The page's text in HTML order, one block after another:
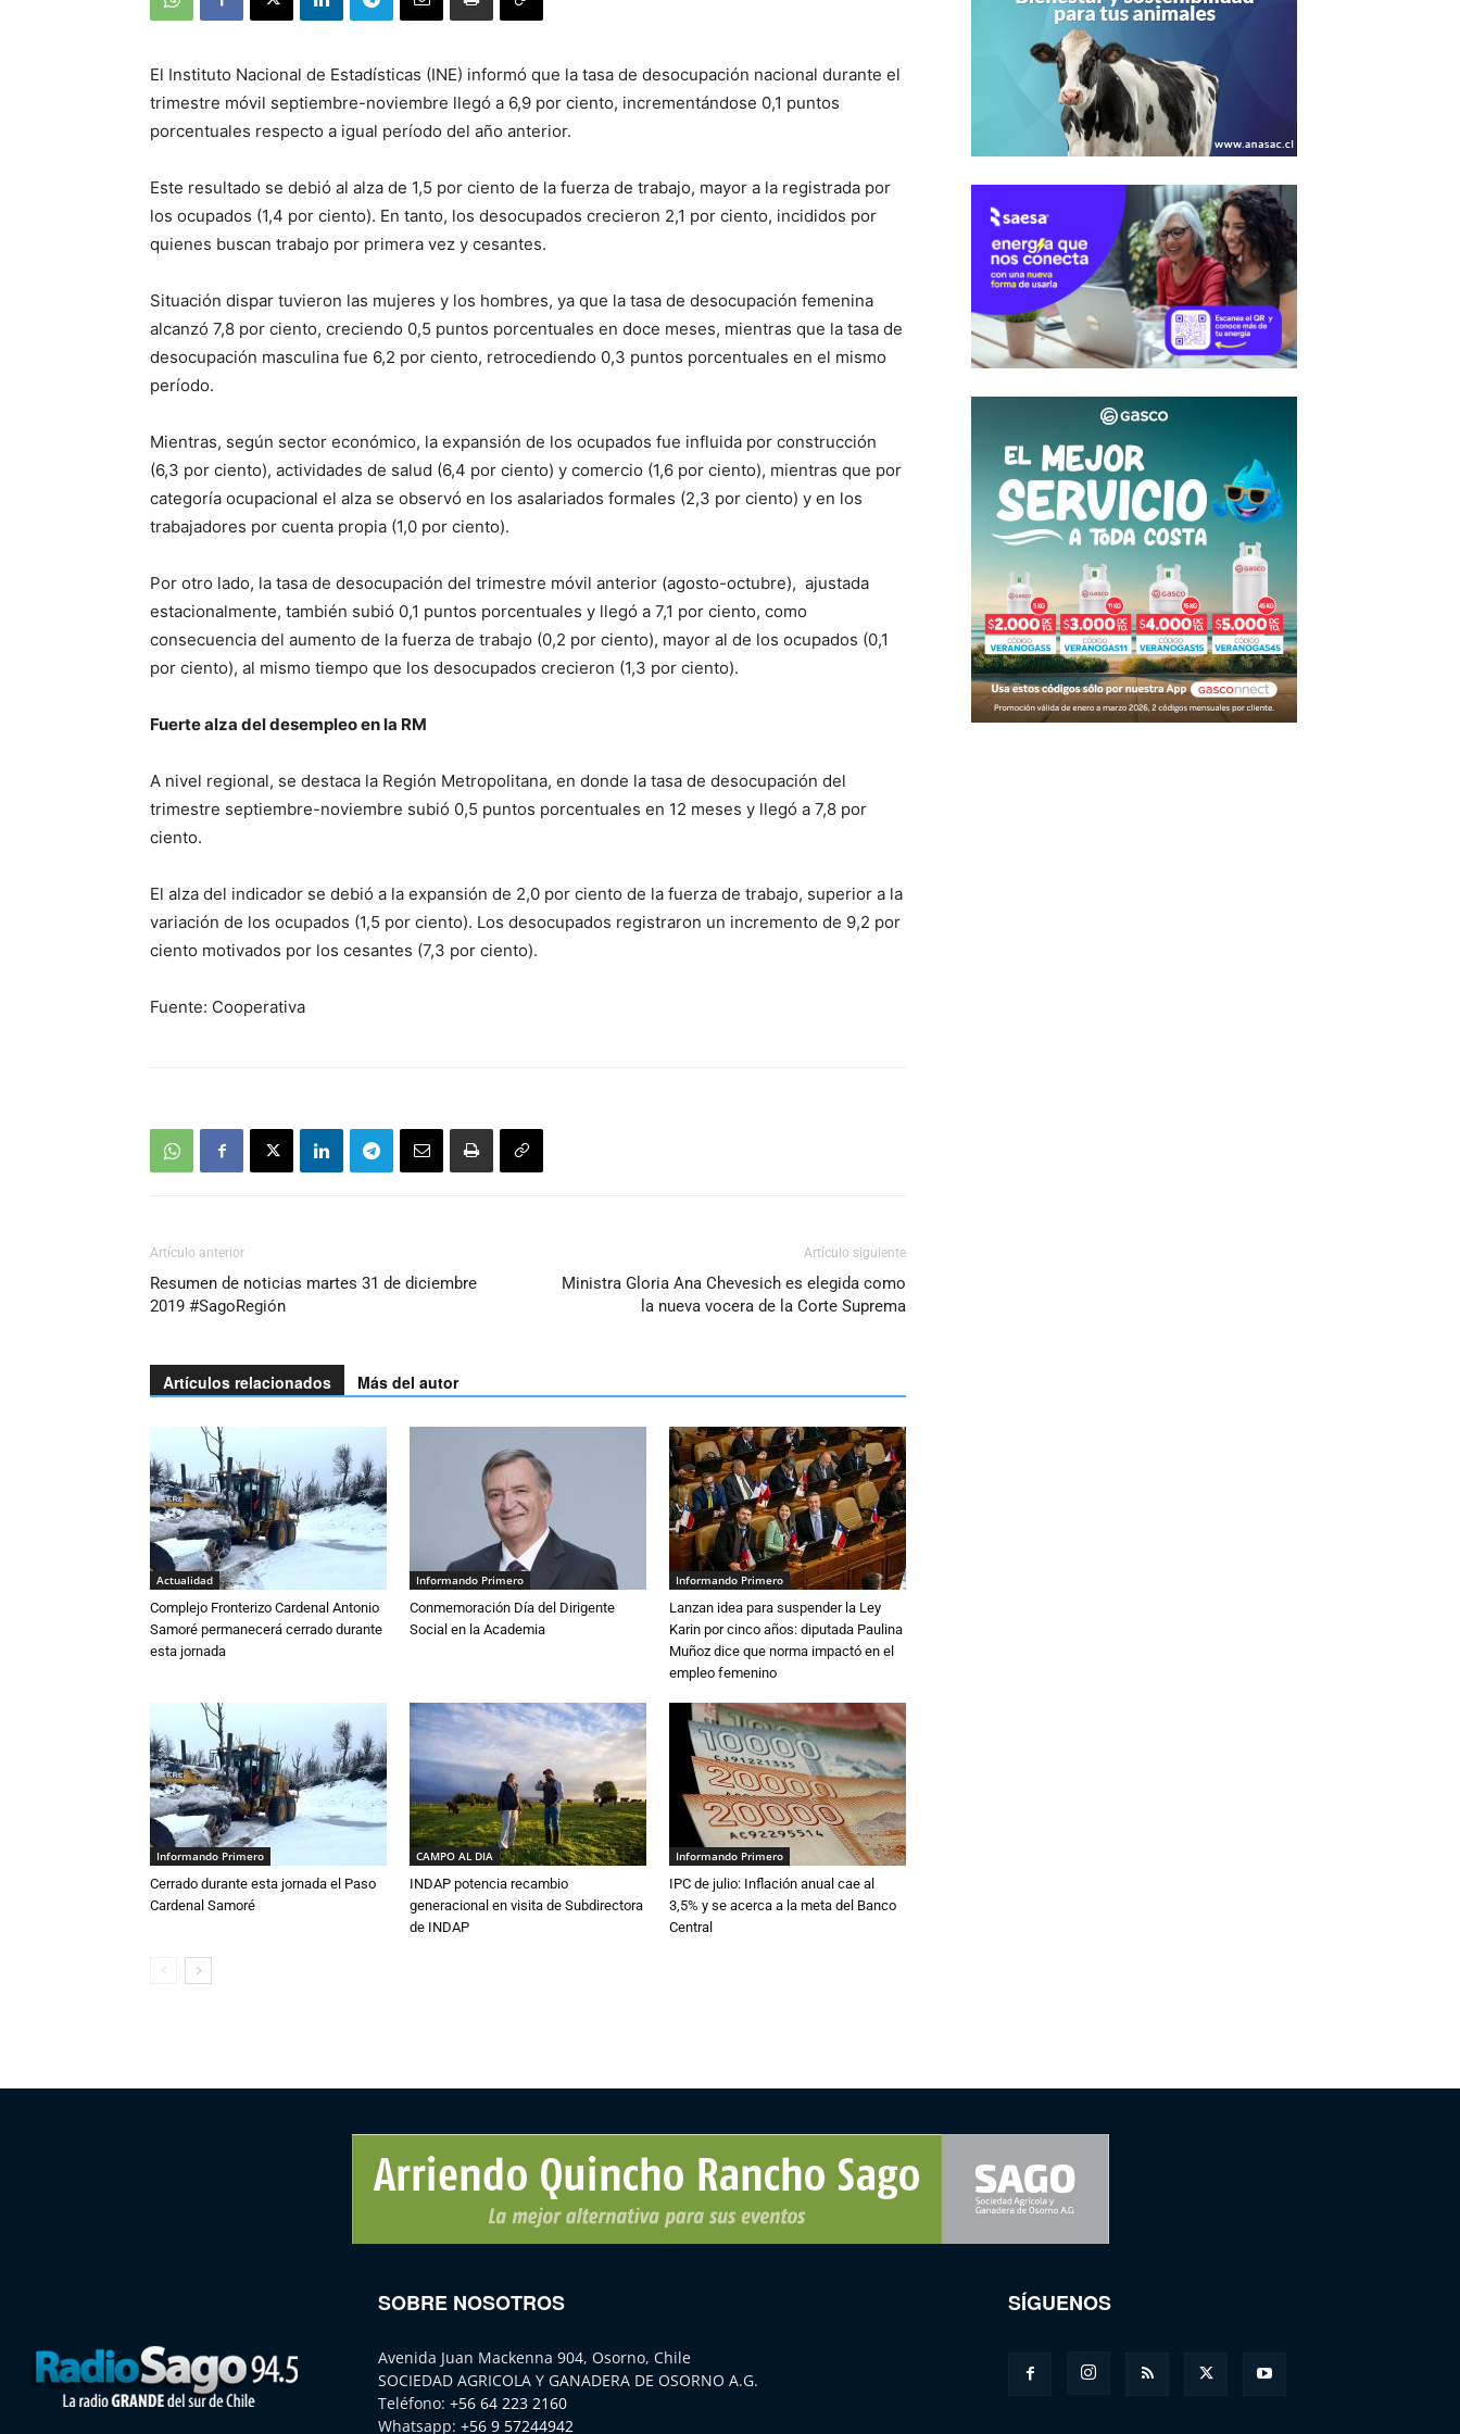
El Instituto Nacional de Estadísticas (INE) informó que la tasa de desocupación nacional durante el
trimestre móvil septiembre-noviembre llegó a 6,9 por ciento, incrementándose 0,1 puntos
porcentuales respecto a igual período del año anterior.
Este resultado se debió al alza de 1,5 por ciento de la fuerza de trabajo, mayor a la registrada por
los ocupados (1,4 por ciento). En tanto, los desocupados crecieron 2,1 por ciento, incididos por
quienes buscan trabajo por primera vez y cesantes.
Situación dispar tuvieron las mujeres y los hombres, ya que la tasa de desocupación femenina
alcanzó 7,8 por ciento, creciendo 0,5 puntos porcentuales en doce meses, mientras que la tasa de
desocupación masculina fue 6,2 por ciento, retrocediendo 0,3 puntos porcentuales en el mismo
período.
Mientras, según sector económico, la expansión de los ocupados fue influida por construcción
(6,3 por ciento), actividades de salud (6,4 por ciento) y comercio (1,6 por ciento), mientras que por
categoría ocupacional el alza se observó en los asalariados formales (2,3 por ciento) y en los
trabajadores por cuenta propia (1,0 por ciento).
Por otro lado, la tasa de desocupación del trimestre móvil anterior (agosto-octubre), ajustada
estacionalmente, también subió 0,1 puntos porcentuales y llegó a 7,1 por ciento, como
consecuencia del aumento de la fuerza de trabajo (0,2 por ciento), mayor al de los ocupados (0,1
por ciento), al mismo tiempo que los desocupados crecieron (1,3 por ciento).
Fuerte alza del desempleo en la RM
A nivel regional, se destaca la Región Metropolitana, en donde la tasa de desocupación del
trimestre septiembre-noviembre subió 0,5 puntos porcentuales en 12 meses y llegó a 7,8 por
ciento.
El alza del indicador se debió a la expansión de 2,0 por ciento de la fuerza de trabajo, superior a la
variación de los ocupados (1,5 por ciento). Los desocupados registraron un incremento de 9,2 por
ciento motivados por los cesantes (7,3 por ciento).
Fuente: Cooperativa
Artículo anterior
Resumen de noticias martes 31 de diciembre
2019 #SagoRegión
Artículo siguiente
Ministra Gloria Ana Chevesich es elegida como
la nueva vocera de la Corte Suprema
Artículos relacionados Más del autor
Actualidad
Complejo Fronterizo Cardenal Antonio
Samoré permanecerá cerrado durante
esta jornada
Informando Primero
Conmemoración Día del Dirigente
Social en la Academia
Informando Primero
Lanzan idea para suspender la Ley
Karin por cinco años: diputada Paulina
Muñoz dice que norma impactó en el
empleo femenino
Informando Primero
Cerrado durante esta jornada el Paso
Cardenal Samoré
CAMPO AL DIA
INDAP potencia recambio
generacional en visita de Subdirectora
de INDAP
Informando Primero
IPC de julio: Inflación anual cae al
3,5% y se acerca a la meta del Banco
Central
SOBRE NOSOTROS
Avenida Juan Mackenna 904, Osorno, Chile
SOCIEDAD AGRICOLA Y GANADERA DE OSORNO A.G.
Teléfono: +56 64 223 2160
Whatsapp: +56 9 57244942
SÍGUENOS